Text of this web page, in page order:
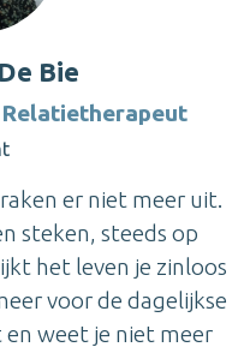
Bie
er niet meer uit.
steken, steeds op
het leven je zinloos
voor de dagelijkse
weet je niet meer